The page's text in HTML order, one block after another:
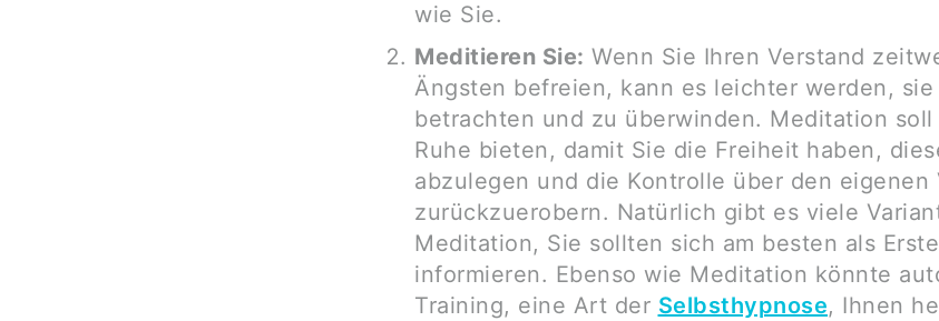
wie Sie.
Meditieren Sie: Wenn Sie Ihren Verstand
Ängsten befreien, kann es leichter werden, sie
betrachten und zu überwinden. Meditation soll
Ruhe bieten, damit Sie die Freiheit haben,
abzulegen und die Kontrolle über den eigenen
zurückzuerobern. Natürlich gibt es viele
Meditation, Sie sollten sich am besten als
informieren. Ebenso wie Meditation könnte
Training, eine Art der Selbsthypnose, Ihnen